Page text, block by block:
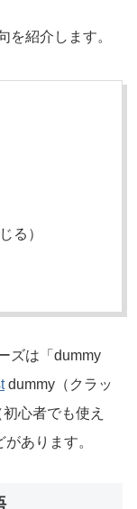
を紹介します。
る）
ズは「dummy
dummy（クラッ
初心者でも使え
あります。